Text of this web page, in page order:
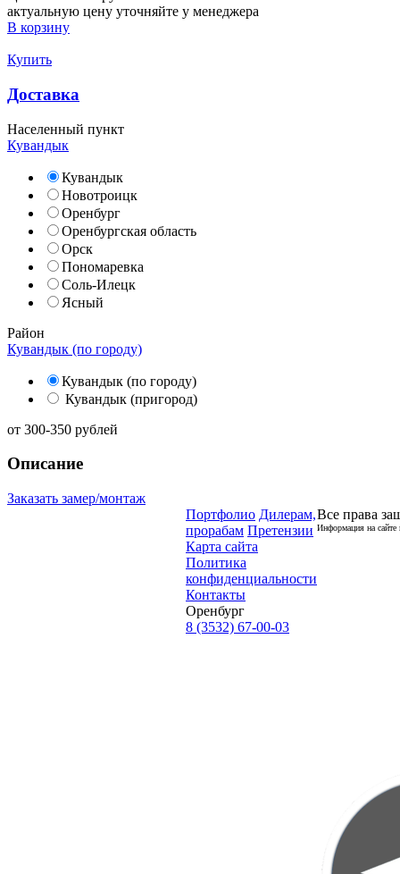
актуальную цену уточняйте у менеджера
В корзину
Купить
Доставка
Населенный пункт
Кувандык
Кувандык
Новотроицк
Оренбург
Оренбургская область
Орск
Пономаревка
Соль-Илецк
Ясный
Район
Кувандык (по городу)
Кувандык (по городу)
Кувандык (пригород)
от 300-350 рублей
Описание
Заказать замер/монтаж
Портфолио Дилерам,
прорабам Претензии
Карта сайта
Политика
конфиденциальности
Контакты
Оренбург
8 (3532) 67-00-03
Все права
Информация на сайте